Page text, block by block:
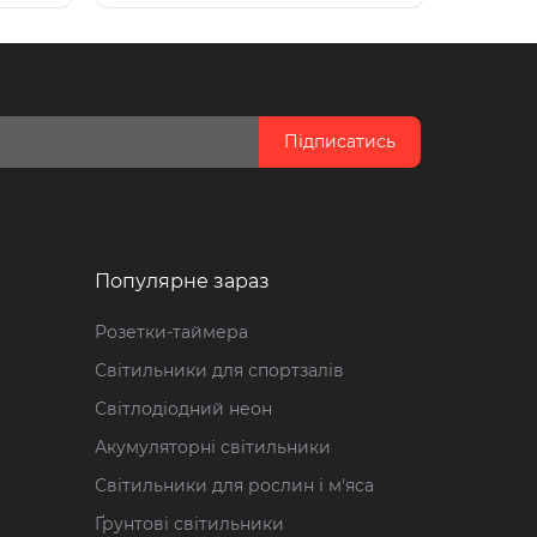
Підписатись
Популярне зараз
Розетки-таймера
Світильники для спортзалів
Світлодіодний неон
Акумуляторні світильники
Світильники для рослин і м'яса
Ґрунтові світильники